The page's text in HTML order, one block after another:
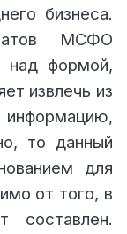
бизнеса.
МСФО
над формой,
извлечь из
то данный
для
от того, в
составлен.